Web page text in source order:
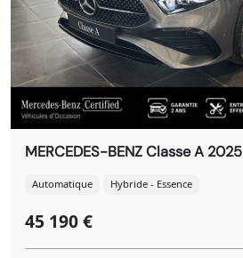
MERCEDES-BENZ Classe A 2025
Automatique Hybride - Essence
45 190 €